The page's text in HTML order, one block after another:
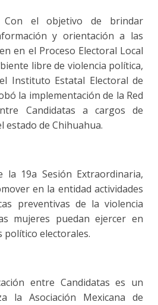
Con el objetivo de brindar
y orientación a las
en el Proceso Electoral Local
libre de violencia política,
Instituto Estatal Electoral de
la implementación de la Red
Candidatas a cargos de
estado de Chihuahua.
19a Sesión Extraordinaria,
en la entidad actividades
preventivas de la violencia
mujeres puedan ejercer en
político electorales.
entre Candidatas es un
la Asociación Mexicana de